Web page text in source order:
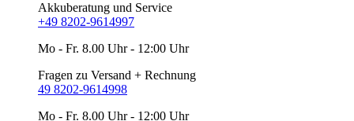
Akkuberatung und Service
+49 8202-9614997
Mo - Fr. 8.00 Uhr - 12:00 Uhr
Fragen zu Versand + Rechnung
49 8202-9614998
Mo - Fr. 8.00 Uhr - 12:00 Uhr